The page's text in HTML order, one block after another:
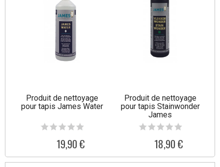
Produit de nettoyage
pour tapis James Water
19,90 €
Produit de nettoyage
pour tapis Stainwonder
James
18,90 €